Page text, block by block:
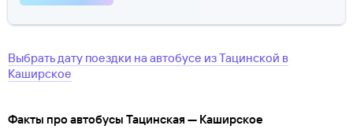
Выбрать дату поездки на автобусе изТацинской в
Каширское
Факты про автобусы Тацинская — Каширское